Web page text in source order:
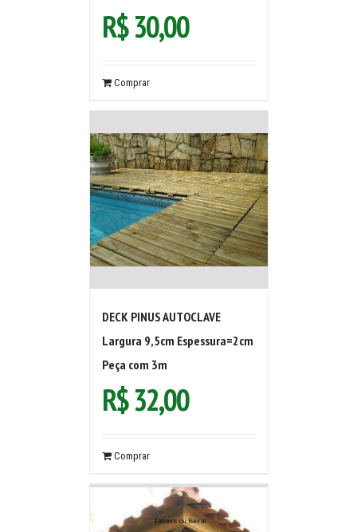
R$30,00
Comprar
DECK PINUS AUTOCLAVE
Largura 9,5cm Espessura=2cm
Peça com 3m
R$32,00
Comprar